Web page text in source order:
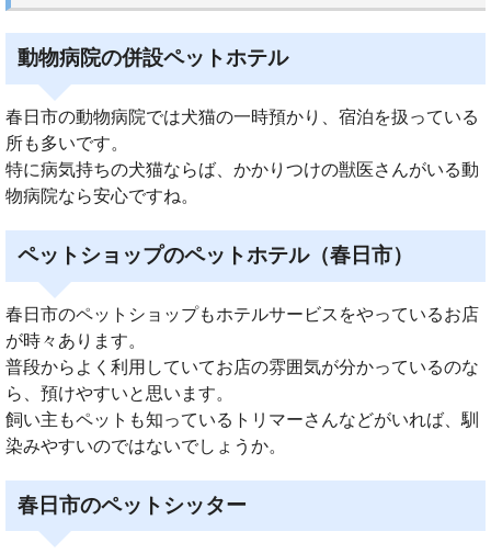
動物病院の併設ペットホテル
春日市の動物病院では犬猫の一時預かり、宿泊を扱っている
所も多いです。
特に病気持ちの犬猫ならば、かかりつけの獣医さんがいる動
物病院なら安心ですね。
ペットショップのペットホテル（春日市）
春日市のペットショップもホテルサービスをやっているお店
が時々あります。
普段からよく利用していてお店の雰囲気が分かっているのな
ら、預けやすいと思います。
飼い主もペットも知っているトリマーさんなどがいれば、馴
染みやすいのではないでしょうか。
春日市のペットシッター